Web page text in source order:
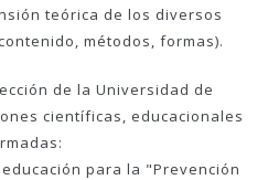
teórica de los diversos
métodos, formas).
de la Universidad de
científicas, educacionales
para la "Prevención